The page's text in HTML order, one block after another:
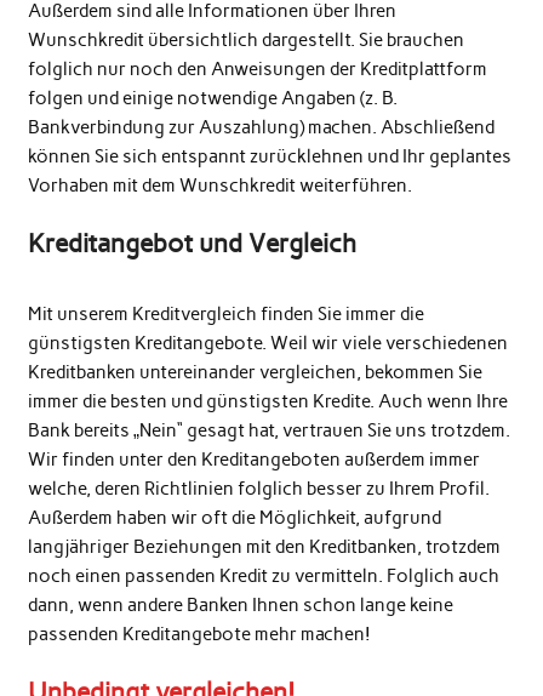
Außerdem sind alle Informationen über Ihren
Wunschkredit übersichtlich dargestellt. Sie brauchen
folglich nur noch den Anweisungen der Kreditplattform
folgen und einige notwendige Angaben (z. B.
Bankverbindung zur Auszahlung) machen. Abschließend
können Sie sich entspannt zurücklehnen und Ihr geplantes
Vorhaben mit dem Wunschkredit weiterführen.
Kreditangebot und Vergleich
Mit unserem Kreditvergleich finden Sie immer die
günstigsten Kreditangebote. Weil wir viele verschiedenen
Kreditbanken untereinander vergleichen, bekommen Sie
immer die besten und günstigsten Kredite. Auch wenn Ihre
Bank bereits „Nein“ gesagt hat, vertrauen Sie uns trotzdem.
Wir finden unter den Kreditangeboten außerdem immer
welche, deren Richtlinien folglich besser zu Ihrem Profil.
Außerdem haben wir oft die Möglichkeit, aufgrund
langjähriger Beziehungen mit den Kreditbanken, trotzdem
noch einen passenden Kredit zu vermitteln. Folglich auch
dann, wenn andere Banken Ihnen schon lange keine
passenden Kreditangebote mehr machen!